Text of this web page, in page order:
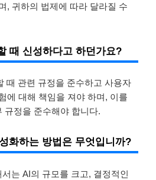
, 귀하의 법제에 따라 달라질 수
때 신성하다고 하던가요?
때 관련 규정을 준수하고 사용자
에 대해 책임을 져야 하며, 이를
규정을 준수해야 합니다.
화하는 방법은 무엇입니까?
는 AI의 규모를 크고, 결정적인